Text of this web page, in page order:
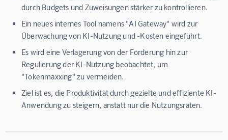
durch Budgets und Zuweisungen stärker zu kontrollieren.
Ein neues internes Tool namens "AI Gateway" wird zur
Überwachung von KI-Nutzung und -Kosten eingeführt.
Es wird eine Verlagerung von der Förderung hin zur
Regulierung der KI-Nutzung beobachtet, um
"Tokenmaxxing" zu vermeiden.
Ziel ist es, die Produktivität durch gezielte und effiziente KI-
Anwendung zu steigern, anstatt nur die Nutzungsraten.